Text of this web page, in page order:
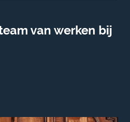
van werken bij